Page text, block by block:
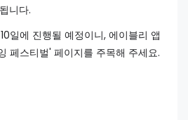
니다.
일에 진행될 예정이니, 에이블리 앱
페스티벌' 페이지를 주목해 주세요.